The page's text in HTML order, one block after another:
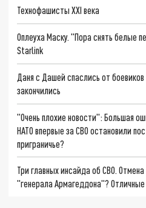
Технофашисты XXI века
Оплеуха Маску. "Пора снять белые
Starlink
Даня с Дашей спаслись от
закончились
"Очень плохие новости": Большая
НАТО впервые за СВО остановили
приграничье?
Три главных инсайда об СВО.
"генерала Армагеддона"?